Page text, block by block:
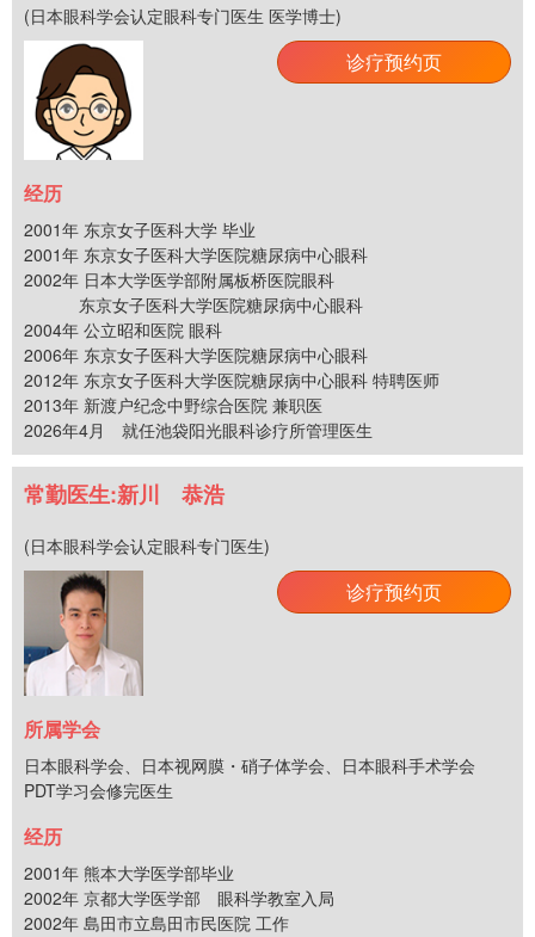
(日本眼科学会认定眼科专门医生 医学博士)
诊疗预约页
经历
2001年 东京女子医科大学 毕业
2001年 东京女子医科大学医院糖尿病中心眼科
2002年 日本大学医学部附属板桥医院眼科
东京女子医科大学医院糖尿病中心眼科
2004年 公立昭和医院 眼科
2006年 东京女子医科大学医院糖尿病中心眼科
2012年 东京女子医科大学医院糖尿病中心眼科 特聘医师
2013年 新渡户纪念中野综合医院 兼职医
2026年4月 就任池袋阳光眼科诊疗所管理医生
常勤医生:新川 恭浩
(日本眼科学会认定眼科专门医生)
诊疗预约页
所属学会
日本眼科学会、日本视网膜・硝子体学会、日本眼科手术学会
PDT学习会修完医生
经历
2001年 熊本大学医学部毕业
2002年 京都大学医学部 眼科学教室入局
2002年 島田市立島田市民医院 工作